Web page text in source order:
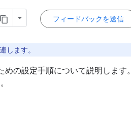
フィードバックを送信
します。
の設定手順について説明します。